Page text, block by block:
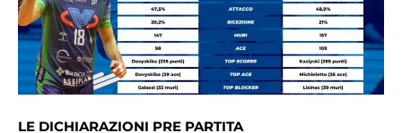
LE DICHIARAZIONI PRE PARTITA